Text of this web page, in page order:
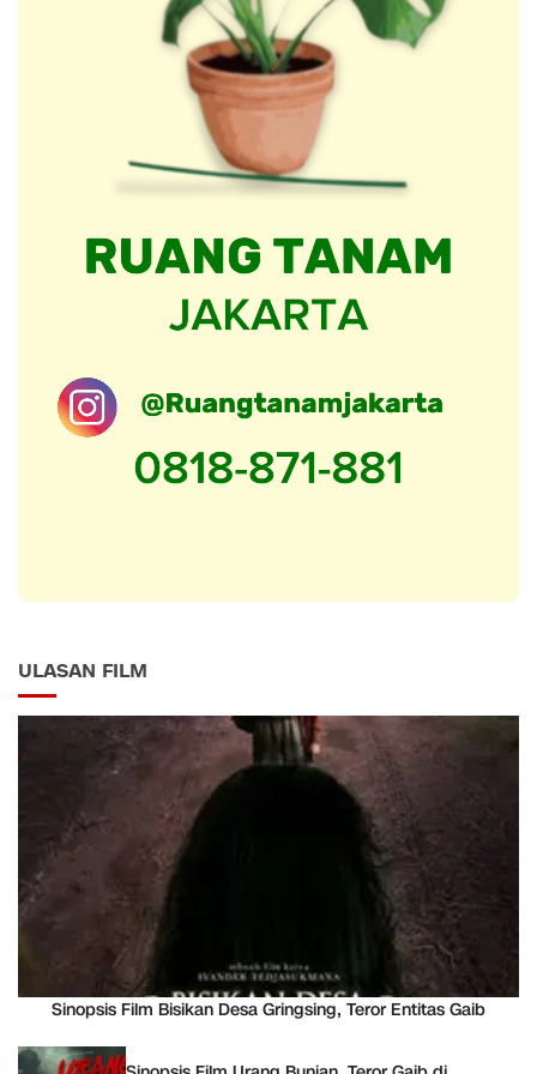
ULASAN FILM
Sinopsis Film Bisikan Desa Gringsing, Teror Entitas Gaib